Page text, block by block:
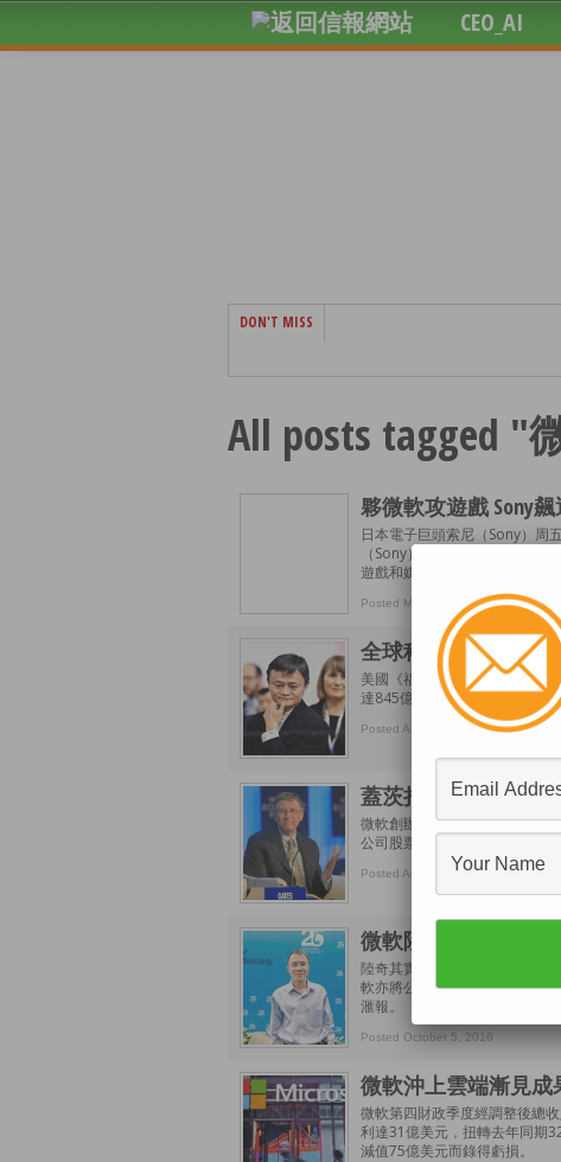
CEO_AI
DON'T MISS
All posts tagged "
夥微軟攻遊戲 Sony
日本電子巨頭索尼（Sony）周
（Sony）周五宣布，將與微軟
遊戲和媒體串流，更可能合作開
Posted May 18, 2019
全球科技富豪 「雙馬
美國《福布斯》雜誌公布全球
達845億元（美元．下同），即
Posted August 25, 2017
蓋茨捐款359億冠全球
微軟創辦人蓋茨（Bill Gates）
公司股票，是他自2000年以來
Posted August 16, 2017
微軟陸奇傳過檔騰訊
陸奇其實已與騰訊接觸多次，
軟亦將公開與這位「前度」管
滙報。
Posted October 5, 2016
微軟沖上雲端漸見成
微軟第四財政季度經調整後總
利達31億美元，扭轉去年同期
減值75億美元而錄得虧損。